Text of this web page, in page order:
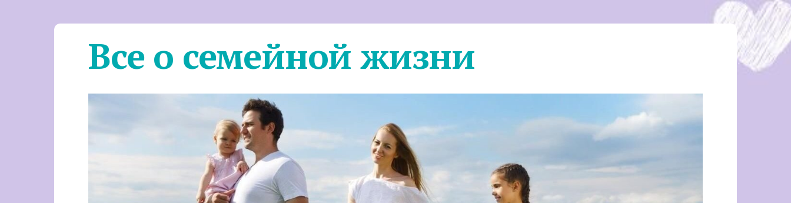
Все о семейной жизни